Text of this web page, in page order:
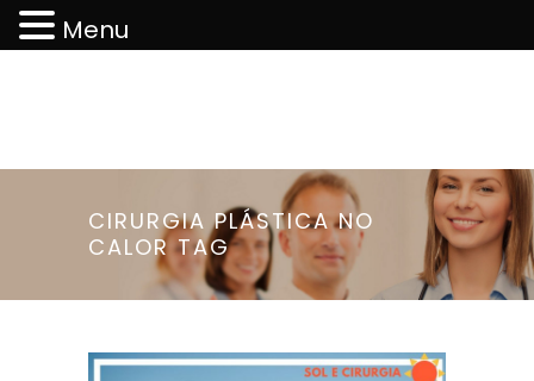
CIRURGIA PLÁSTICA NO
CALOR TAG
Menu